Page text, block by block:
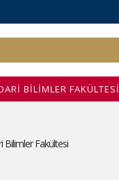
BİLİMLER FAKÜLTESİ
Bilimler Fakültesi